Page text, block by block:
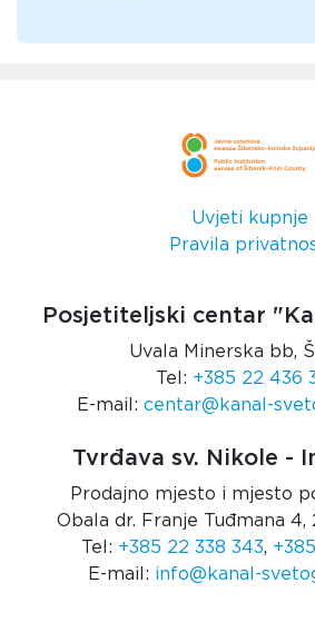
Uvjeti kupnje
Pravila
Posjetiteljski centar
Uvala Minerska bb,
Tel: +385 22 436
E-mail: centar@kanal-
Tvrđava sv. Nikole -
Prodajno mjesto i mjesto
Obala dr. Franje Tuđmana
Tel: +385 22 338 343,
E-mail: info@kanal-